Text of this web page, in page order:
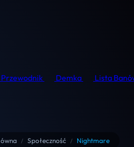
Przewodnik Demka Lista
/ Społeczność / Nightmare